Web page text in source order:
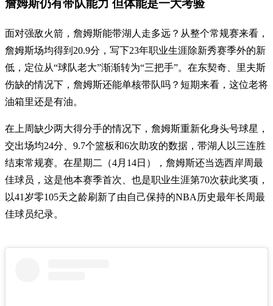
詹姆斯仍有带队能力 但体能是一大考验
面对强敌火箭，詹姆斯能带湖人走多远？从整个常规赛来看，
詹姆斯场均得到20.9分，写下23年职业生涯除新秀赛季外的新
低，定位从“球队老大”渐渐转为“三把手”。在东契奇、里夫斯
伤缺的情况下，詹姆斯还能单核带队吗？短期来看，这位老将
油箱里还是有油。
在上周缺少两大得分手的情况下，詹姆斯重新化身头号球星，
交出场均24分、9.7个篮板和6次助攻的数据，带湖人以三连胜
结束常规赛。在星期二（4月14日），詹姆斯还当选西岸周最
佳球员，这是他本赛季首次、也是职业生涯第70次获此奖项，
以41岁零105天之龄刷新了由自己保持的NBA历史最年长周最
佳球员纪录。